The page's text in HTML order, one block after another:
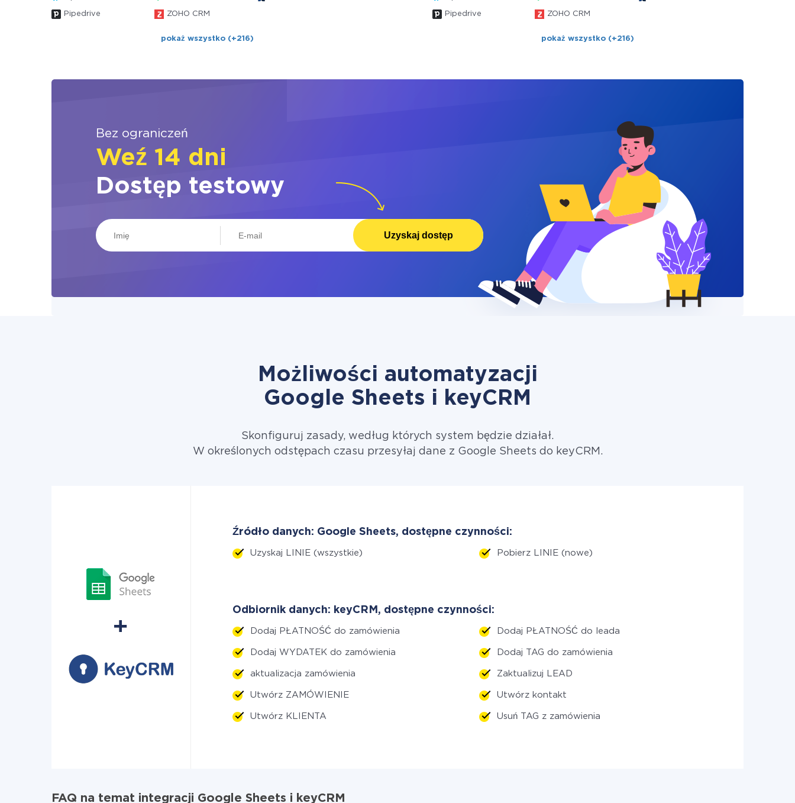
Pipedrive ZOHO CRM
pokaż wszystko (+216)
Pipedrive ZOHO CRM
pokaż wszystko (+216)
Bez ograniczeń
Weź 14 dni
Dostęp testowy
Uzyskaj dostęp
Możliwości automatyzacji
Google Sheets i keyCRM
Skonfiguruj zasady, według których system będzie działał.
W określonych odstępach czasu przesyłaj dane z Google Sheets do keyCRM.
Źródło danych: Google Sheets, dostępne czynności:
Uzyskaj LINIE (wszystkie) Pobierz LINIE (nowe)
Odbiornik danych: keyCRM, dostępne czynności:
Dodaj PŁATNOŚĆ do zamówienia Dodaj PŁATNOŚĆ do leada
Dodaj WYDATEK do zamówienia Dodaj TAG do zamówienia
aktualizacja zamówienia Zaktualizuj LEAD
Utwórz ZAMÓWIENIE Utwórz kontakt
Utwórz KLIENTA Usuń TAG z zamówienia
FAQ na temat integracji Google Sheets i keyCRM